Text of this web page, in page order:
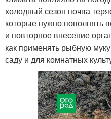
холодный сезон почва
которые нужно пополнять
и повторное внесение
как применять рыбную
саду и для комнатных